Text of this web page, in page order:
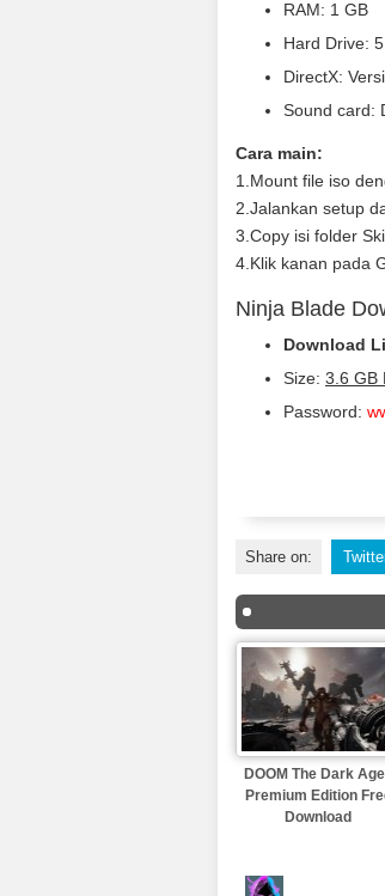
RAM: 1 GB
Hard Drive:
DirectX:
Sound card:
Cara main:
1.Mount file iso
2.Jalankan setup
3.Copy isi folder
4.Klik kanan pada
Ninja Blade
Download
Size: 3.6 GB
Password:
Share on:
DOOM The Dark
Premium Edition
Download